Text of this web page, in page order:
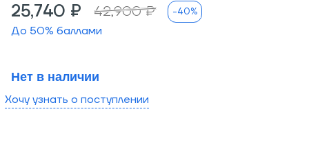
25,740 ₽ 42,900 ₽ -40%
До 50% баллами
Нет в наличии
Хочу узнать о поступлении